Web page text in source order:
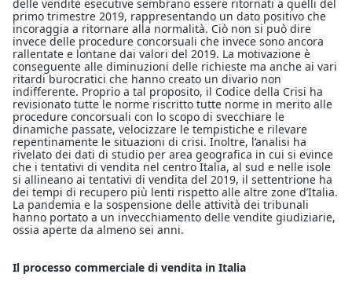
delle vendite esecutive sembrano essere ritornati a quelli del
primo trimestre 2019, rappresentando un dato positivo che
incoraggia a ritornare alla normalità. Ciò non si può dire
invece delle procedure concorsuali che invece sono ancora
rallentate e lontane dai valori del 2019. La motivazione è
conseguente alle diminuzioni delle richieste ma anche ai vari
ritardi burocratici che hanno creato un divario non
indifferente. Proprio a tal proposito, il Codice della Crisi ha
revisionato tutte le norme riscritto tutte norme in merito alle
procedure concorsuali con lo scopo di svecchiare le
dinamiche passate, velocizzare le tempistiche e rilevare
repentinamente le situazioni di crisi. Inoltre, l’analisi ha
rivelato dei dati di studio per area geografica in cui si evince
che i tentativi di vendita nel centro Italia, al sud e nelle isole
si allineano ai tentativi di vendita del 2019, il settentrione ha
dei tempi di recupero più lenti rispetto alle altre zone d’Italia.
La pandemia e la sospensione delle attività dei tribunali
hanno portato a un invecchiamento delle vendite giudiziarie,
ossia aperte da almeno sei anni.
Il processo commerciale di vendita in Italia